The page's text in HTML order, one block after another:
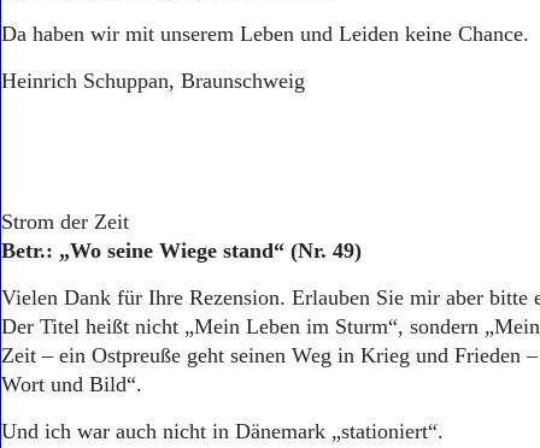
Da haben wir mit unserem Leben und Leiden keine Chance.
Heinrich Schuppan, Braunschweig
Strom der Zeit
Betr.: „Wo seine Wiege stand“ (Nr. 49)
Vielen Dank für Ihre Rezension. Erlauben Sie mir aber bitte
Der Titel heißt nicht „Mein Leben im Sturm“, sondern
Zeit – ein Ostpreuße geht seinen Weg in Krieg und Frieden
Wort und Bild“.
Und ich war auch nicht in Dänemark „stationiert“.